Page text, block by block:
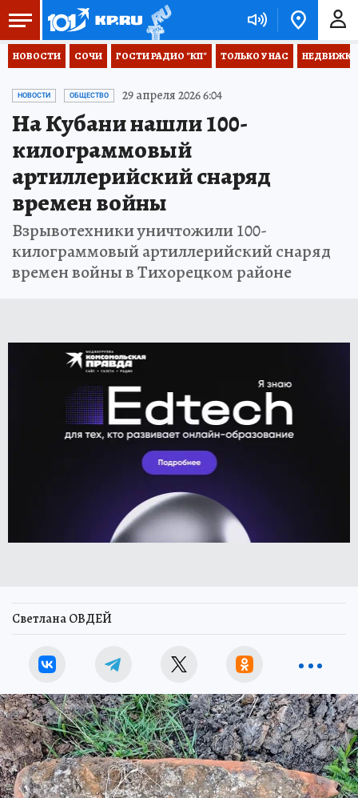
НОВОСТИ СОЧИ ГОСТИ РАДИО "КП" ТОЛЬКО У НАС НЕДВИЖКА
НОВОСТИ ОБЩЕСТВО 29 апреля 2026 6:04
На Кубани нашли 100-
килограммовый
артиллерийский снаряд
времен войны
Взрывотехники уничтожили 100-
килограммовый артиллерийский снаряд
времен войны в Тихорецком районе
Светлана ОВДЕЙ